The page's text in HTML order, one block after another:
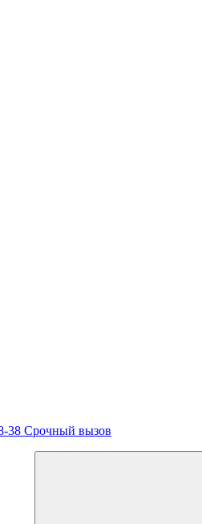
38 Срочный вызов